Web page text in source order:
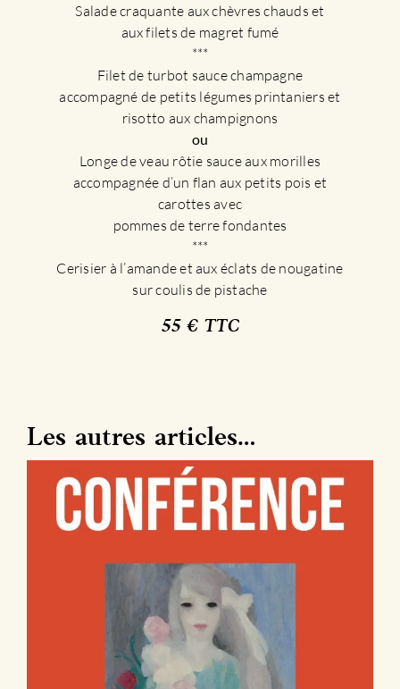
Salade craquante aux chèvres chauds et
aux filets de magret fumé
***
Filet de turbot sauce champagne
accompagné de petits légumes printaniers et
risotto aux champignons
ou
Longe de veau rôtie sauce aux morilles
accompagnée d’un flan aux petits pois et
carottes avec
pommes de terre fondantes
***
Cerisier à l’amande et aux éclats de nougatine
sur coulis de pistache
55 € TTC
Les autres articles…